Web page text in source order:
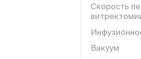
Скорость
Вакуум